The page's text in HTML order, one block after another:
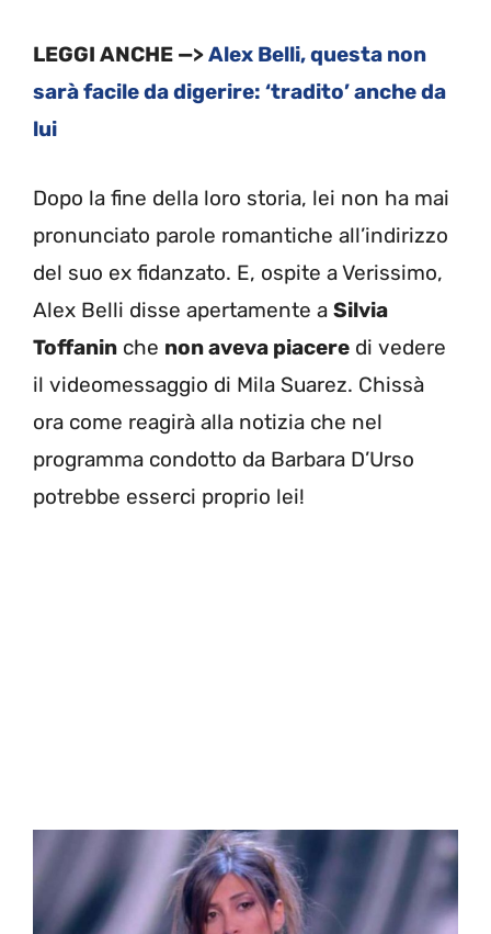
LEGGI ANCHE —>Alex Belli, questa non
sarà facile da digerire: ‘tradito’ anche da
lui
Dopo la fine della loro storia, lei non ha mai
pronunciato parole romantiche all’indirizzo
del suo ex fidanzato. E, ospite a Verissimo,
Alex Belli disse apertamente a Silvia
Toffanin che non aveva piacere di vedere
il videomessaggio di Mila Suarez. Chissà
ora come reagirà alla notizia che nel
programma condotto da Barbara D’Urso
potrebbe esserci proprio lei!